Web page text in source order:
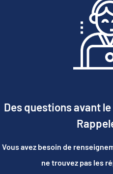
Des questions avant
Vous avez besoin de
ne trouvez pas les